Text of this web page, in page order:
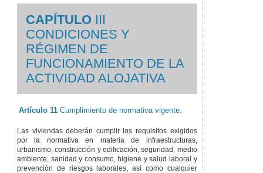
CAPÍTULO III
CONDICIONES Y
RÉGIMEN DE
FUNCIONAMIENTO DE LA
ACTIVIDAD ALOJATIVA
Artículo 11 Cumplimiento de normativa vigente.
Las viviendas deberán cumplir los requisitos exigidos
por la normativa en materia de infraestructuras,
urbanismo, construcción y edificación, seguridad, medio
ambiente, sanidad y consumo, higiene y salud laboral y
prevención de riesgos laborales, así como cualquier